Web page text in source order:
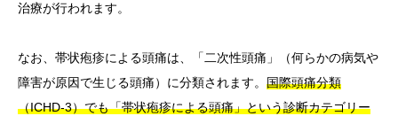
治療が行われます。
なお、帯状疱疹による頭痛は、「二次性頭痛」（何らかの病気や
障害が原因で生じる頭痛）に分類されます。 国際頭痛分類
（ICHD-3）でも「帯状疱疹による頭痛」という診断カテゴリー